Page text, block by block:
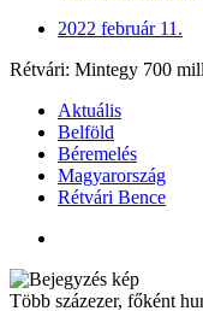
2022 február 11.
Rétvári: Mintegy 700
Aktuális
Belföld
Béremelés
Magyarország
Rétvári Bence
Több százezer, főként